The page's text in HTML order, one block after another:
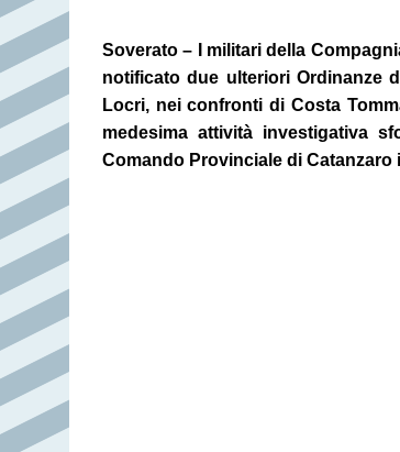
Soverato – I militari della
notificato due ulteriori Ordinanze
Locri, nei confronti di Costa
medesima attività investigativa
Comando Provinciale di Catanzaro